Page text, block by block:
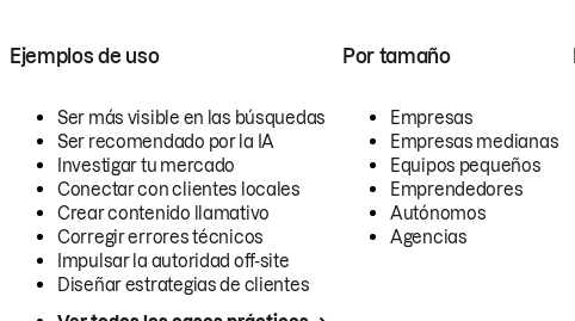
Ejemplos de uso
Ser más visible en las búsquedas
Ser recomendado por la IA
Investigar tu mercado
Conectar con clientes locales
Crear contenido llamativo
Corregir errores técnicos
Impulsar la autoridad off-site
Diseñar estrategias de clientes
Por tamaño
Empresas
Empresas medianas
Equipos pequeños
Emprendedores
Autónomos
Agencias